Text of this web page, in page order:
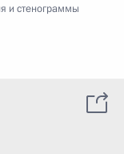
и стенограммы